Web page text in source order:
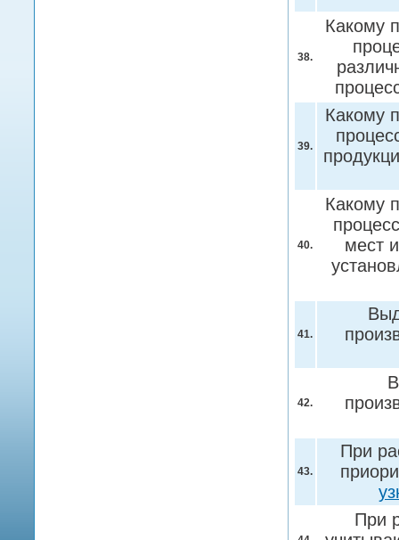
38.
Какому
39.
Какому
40.
Какому
мест
41.
42.
43.
При
При